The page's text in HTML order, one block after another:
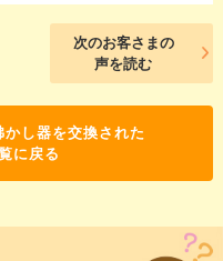
次のお客さまの
声を読む
し器を交換された
に戻る